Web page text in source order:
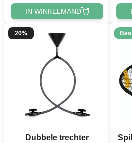
IN WINKELMAND
20%
Dubbele trechter